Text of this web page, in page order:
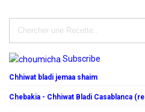
Subscribe
Chhiwat bladi jemaa shaim
Chebakia - Chhiwat Bladi Casablanca